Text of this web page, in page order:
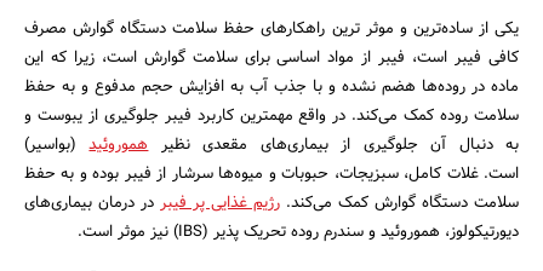
یکی از ساده‌ترین و موثر ترین راهکارهای حفظ سلامت دستگاه گوارش مصرف
کافی فیبر است، فیبر از مواد اساسی برای سلامت گوارش است، زیرا که این
ماده در روده‌ها هضم نشده و با جذب آب به افزایش حجم مدفوع و به حفظ
سلامت روده کمک می‌کند. در واقع مهمترین کاربرد فیبر جلوگیری از یبوست و
به دنبال آن جلوگیری از بیماری‌های مقعدی نظیرهموروئید(بواسیر)
است. غلات کامل، سبزیجات، حبوبات و میوه‌ها سرشار از فیبر بوده و به حفظ
سلامت دستگاه گوارش کمک می‌کند. رژیم غذایی پر فیبر در درمان بیماری‌های
دیورتیکولوز، هموروئید و سندرم روده تحریک پذیر (IBS) نیز موثر است.